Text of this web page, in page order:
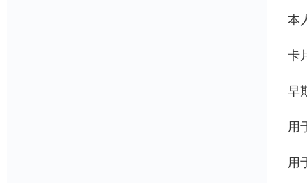
本
卡
早
用
用